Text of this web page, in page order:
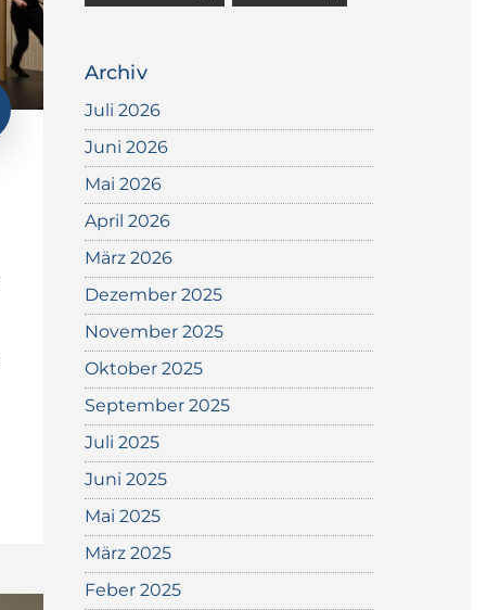
Archiv
Juli 2026
Juni 2026
Mai 2026
April 2026
März 2026
Dezember 2025
November 2025
Oktober 2025
September 2025
Juli 2025
Juni 2025
Mai 2025
März 2025
Feber 2025